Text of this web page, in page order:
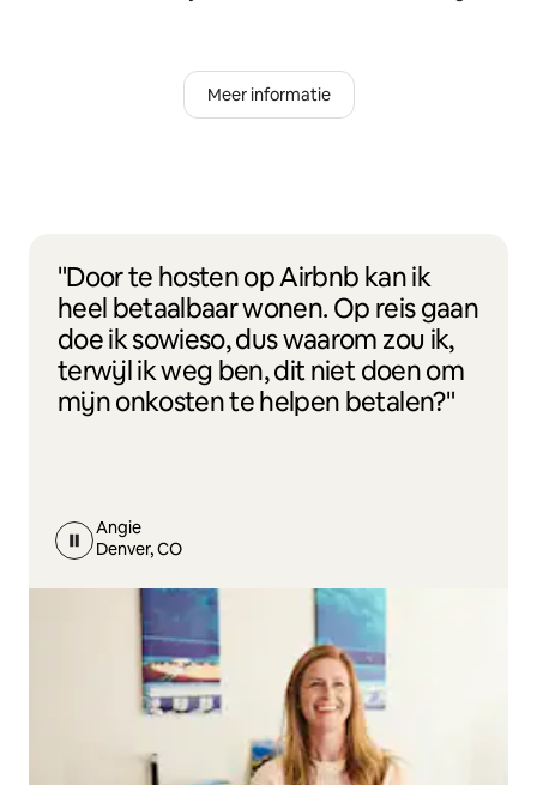
Meer informatie
"Door te hosten op Airbnb kan ik
heel betaalbaar wonen. Op reis gaan
doe ik sowieso, dus waarom zou ik,
terwijl ik weg ben, dit niet doen om
mijn onkosten te helpen betalen?"
Angie
Denver, CO